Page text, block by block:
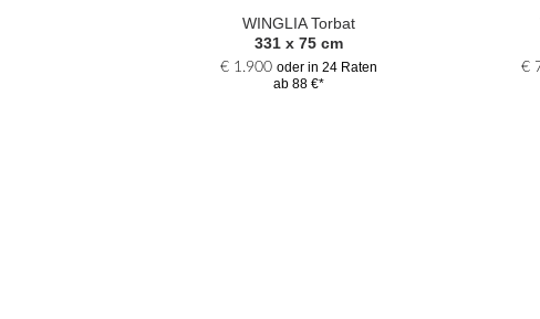
WINGLIA Torbat
331 x 75 cm
€ 1.900 oder in 24 Raten
ab 88 €*
€